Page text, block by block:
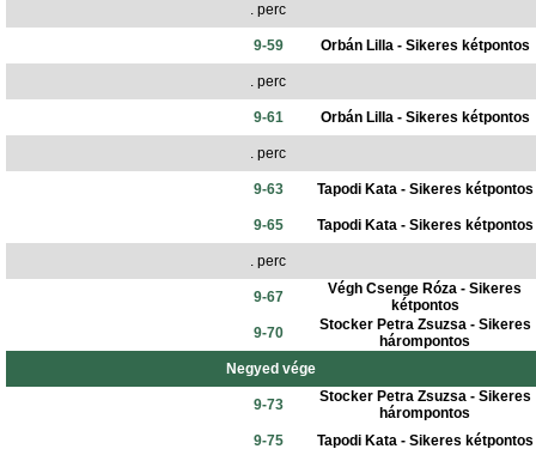
. perc
9-59 Orbán Lilla - Sikeres kétpontos
. perc
9-61 Orbán Lilla - Sikeres kétpontos
. perc
9-63 Tapodi Kata - Sikeres kétpontos
9-65 Tapodi Kata - Sikeres kétpontos
. perc
9-67
Végh Csenge Róza - Sikeres
kétpontos
9-70
Stocker Petra Zsuzsa - Sikeres
hárompontos
Negyed vége
9-73
Stocker Petra Zsuzsa - Sikeres
hárompontos
9-75
Tapodi Kata - Sikeres kétpontos